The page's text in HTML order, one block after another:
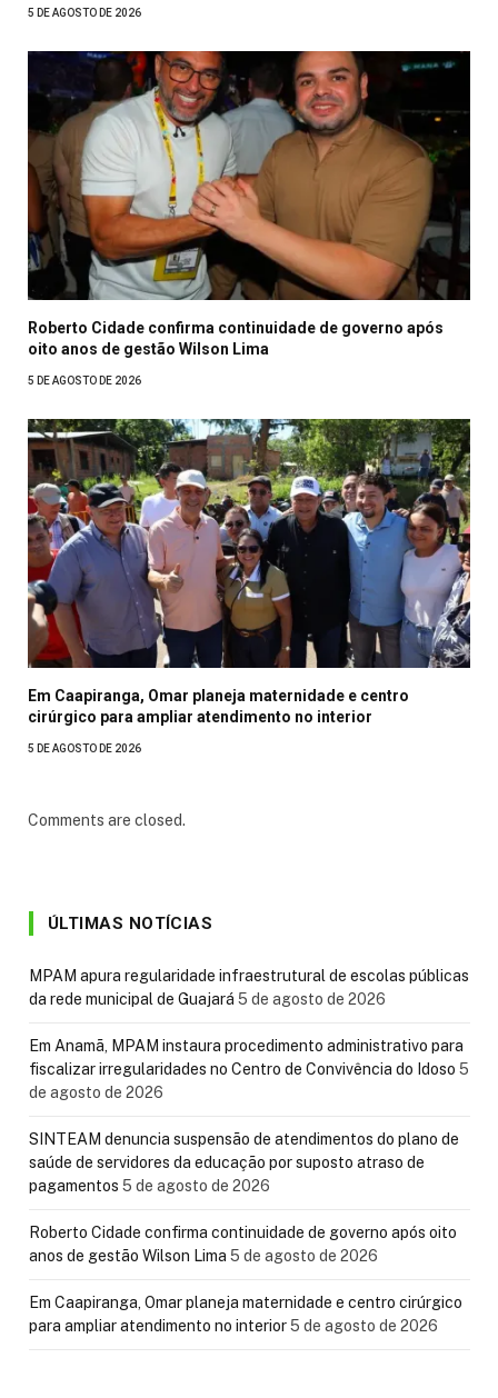
5 DE AGOSTO DE 2026
Roberto Cidade confirma continuidade de governo após
oito anos de gestão Wilson Lima
5 DE AGOSTO DE 2026
Em Caapiranga, Omar planeja maternidade e centro
cirúrgico para ampliar atendimento no interior
5 DE AGOSTO DE 2026
Comments are closed.
ÚLTIMAS NOTÍCIAS
MPAM apura regularidade infraestrutural de escolas públicas
da rede municipal de Guajará 5 de agosto de 2026
Em Anamã, MPAM instaura procedimento administrativo para
fiscalizar irregularidades no Centro de Convivência do Idoso 5
de agosto de 2026
SINTEAM denuncia suspensão de atendimentos do plano de
saúde de servidores da educação por suposto atraso de
pagamentos 5 de agosto de 2026
Roberto Cidade confirma continuidade de governo após oito
anos de gestão Wilson Lima 5 de agosto de 2026
Em Caapiranga, Omar planeja maternidade e centro cirúrgico
para ampliar atendimento no interior5 de agosto de 2026